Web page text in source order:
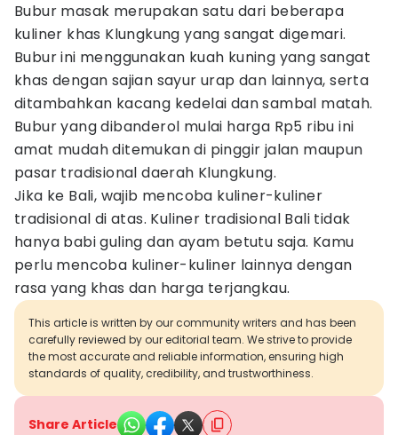
Bubur masak merupakan satu dari beberapa
kuliner khas Klungkung yang sangat digemari.
Bubur ini menggunakan kuah kuning yang sangat
khas dengan sajian sayur urap dan lainnya, serta
ditambahkan kacang kedelai dan sambal matah.
Bubur yang dibanderol mulai harga Rp5 ribu ini
amat mudah ditemukan di pinggir jalan maupun
pasar tradisional daerah Klungkung.
Jika ke Bali, wajib mencoba kuliner-kuliner
tradisional di atas. Kuliner tradisional Bali tidak
hanya babi guling dan ayam betutu saja. Kamu
perlu mencoba kuliner-kuliner lainnya dengan
rasa yang khas dan harga terjangkau.
This article is written by our community writers and has been
carefully reviewed by our editorial team. We strive to provide
the most accurate and reliable information, ensuring high
standards of quality, credibility, and trustworthiness.
Share Article